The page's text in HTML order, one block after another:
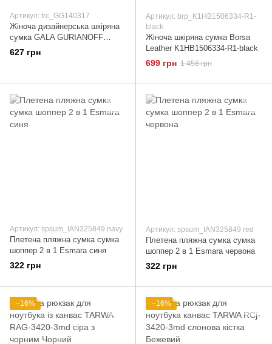
Артикул: trc_GG140317
Жіноча дизайнерська шкіряна
сумка GALA GURIANOFF
(ГАЛА ГУР'ЯНОВ) GG1403-17
Бордовий
627 грн
Артикул: brp_K1HB1506334-R1-
black
Жіноча шкіряна сумка Borsa
Leather K1HB1506334-R1-black
699 грн 1 458 грн
Артикул: spsum_IAN325849 navy
Плетена пляжна сумка сумка
шоппер 2 в 1 Esmara синя
322 грн
Артикул: spsum_IAN325849 red
Плетена пляжна сумка сумка
шоппер 2 в 1 Esmara червона
322 грн
−16% −16%